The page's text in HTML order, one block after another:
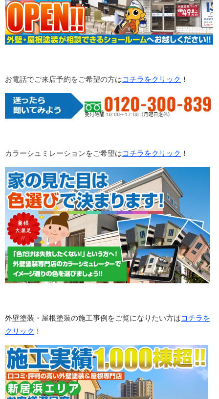
お電話でご来店予約をご希望の方はコチラをクリック ！
カラーシュミレーションをご希望はコチラをクリック ！
外壁塗装・屋根塗装の施工事例をご覧になりたい方はコチラを
クリック ！